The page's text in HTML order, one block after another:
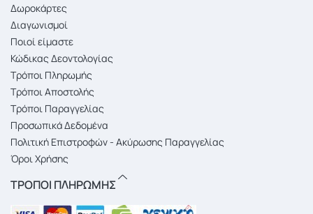
Δωροκάρτες
Διαγωνισμοί
Ποιοί είμαστε
Κώδικας Δεοντολογίας
Τρόποι Πληρωμής
Τρόποι Αποστολής
Τρόποι Παραγγελίας
Προσωπικά Δεδομένα
Πολιτική Επιστροφών - Ακύρωσης Παραγγελίας
Όροι Χρήσης
ΤΡΟΠΟΙ ΠΛΗΡΩΜΗΣ